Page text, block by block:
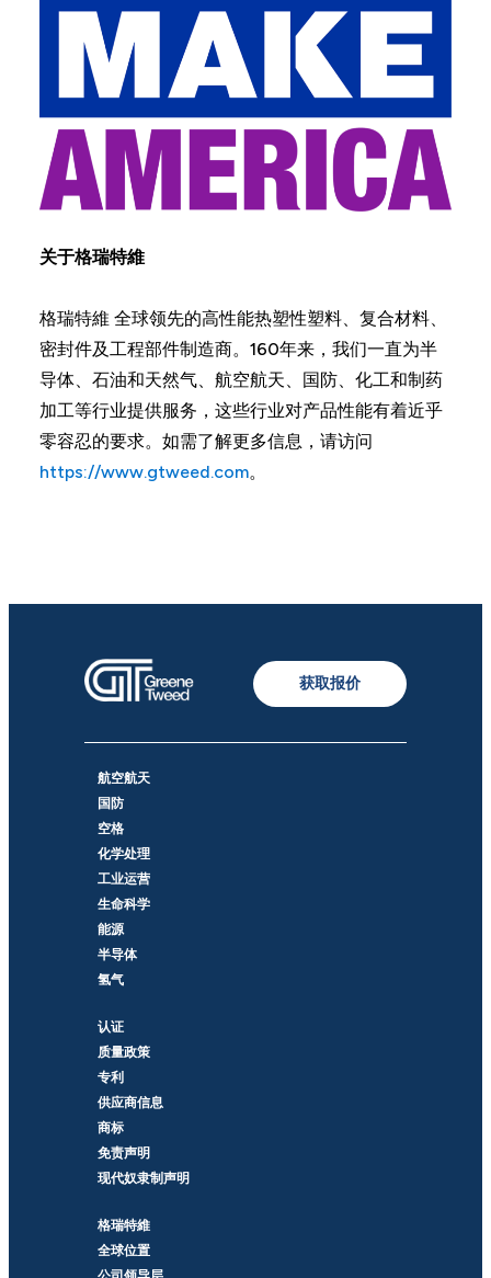
关于格瑞特維
格瑞特維 全球领先的高性能热塑性塑料、复合材料、
密封件及工程部件制造商。160年来，我们一直为半
导体、石油和天然气、航空航天、国防、化工和制药
加工等行业提供服务，这些行业对产品性能有着近乎
零容忍的要求。如需了解更多信息，请访问
https://www.gtweed.com。
获取报价
航空航天
国防
空格
化学处理
工业运营
生命科学
能源
半导体
氢气
认证
质量政策
专利
供应商信息
商标
免责声明
现代奴隶制声明
格瑞特維
全球位置